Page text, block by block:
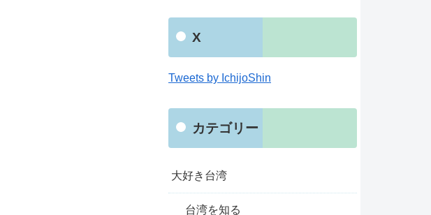
X
Tweets by IchijoShin
カテゴリー
大好き台湾
台湾を知る